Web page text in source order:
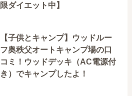
限ダイエット中】
【子供とキャンプ】ウッドルー
フ奥秩父オートキャンプ場の口
コミ！ウッドデッキ（AC電源付
き）でキャンプしたよ！